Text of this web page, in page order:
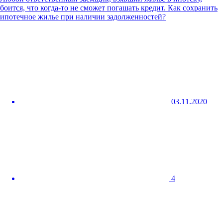
боится, что когда-то не сможет погашать кредит. Как сохранить
ипотечное жилье при наличии задолженностей?
03.11.2020
4